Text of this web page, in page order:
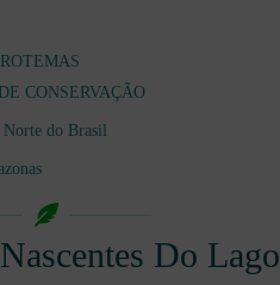
CONSERVAÇÃO
do Brasil
Do Lago